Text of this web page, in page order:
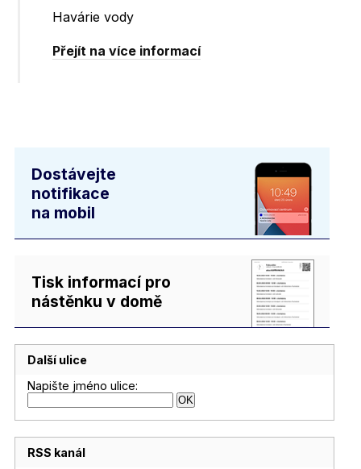
Havárie vody
Přejít na více informací
Dostávejte
notifikace
na mobil
Tisk informací pro
nástěnku v domě
Další ulice
Napište jméno ulice:
RSS kanál